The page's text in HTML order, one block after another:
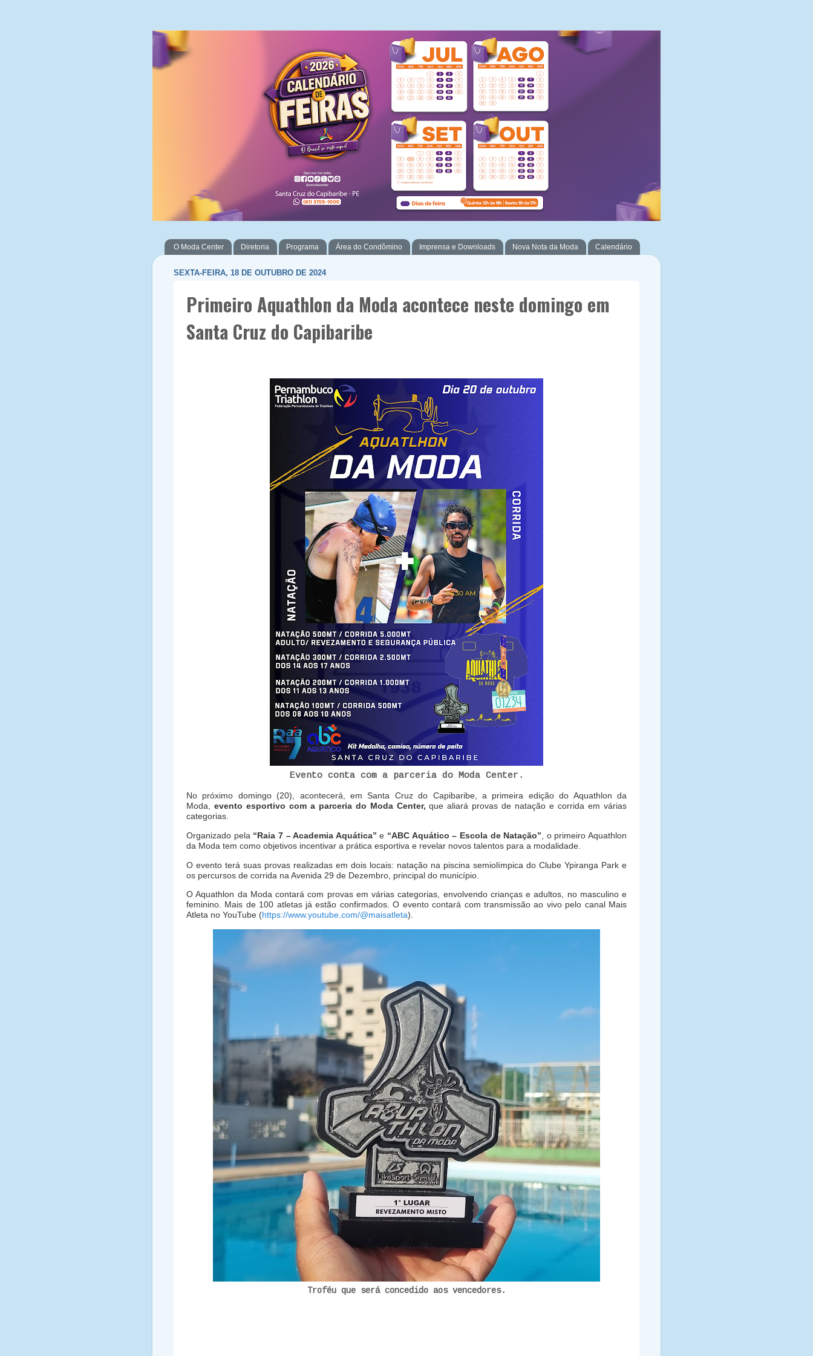
O Moda Center Diretoria Programa Área do Condômino Imprensa e Downloads Nova Nota da Moda Calendário
SEXTA-FEIRA, 18 DE OUTUBRO DE 2024
Primeiro Aquathlon da Moda acontece neste domingo em
Santa Cruz do Capibaribe
Evento conta com a parceria do Moda Center.
No próximo domingo (20), acontecerá, em Santa Cruz do Capibaribe, a primeira edição do Aquathlon da
Moda, evento esportivo com a parceria do Moda Center, que aliará provas de natação e corrida em várias
categorias.
Organizado pela “Raia 7 – Academia Aquática” e “ABC Aquático – Escola de Natação” , o primeiro Aquathlon
da Moda tem como objetivos incentivar a prática esportiva e revelar novos talentos para a modalidade.
O evento terá suas provas realizadas em dois locais: natação na piscina semiolímpica do Clube Ypiranga Park e
os percursos de corrida na Avenida 29 de Dezembro, principal do município.
OAquathlon da Modacontará com provas em várias categorias, envolvendo crianças e adultos, no masculino e
feminino. Mais de 100 atletas já estão confirmados. O evento contará com transmissão ao vivo pelo canal Mais
Atleta no YouTube (https://www.youtube.com/@maisatleta).
Troféu que será concedido aos vencedores.